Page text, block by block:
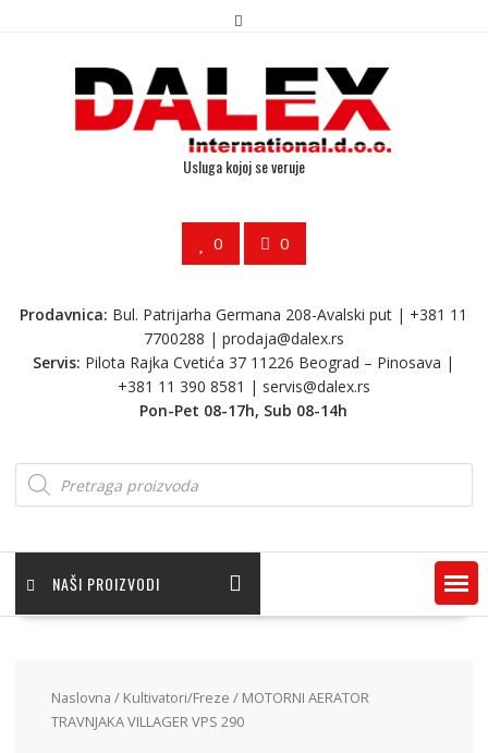
Usluga kojoj se veruje
0 0
Prodavnica: Bul. Patrijarha Germana 208-Avalski put | +381 11
7700288 | prodaja@dalex.rs
Servis: Pilota Rajka Cvetića 37 11226 Beograd – Pinosava |
+381 11 390 8581 | servis@dalex.rs
Pon-Pet 08-17h, Sub 08-14h
NAŠI PROIZVODI
Naslovna / Kultivatori/Freze / MOTORNI AERATOR
TRAVNJAKA VILLAGER VPS 290